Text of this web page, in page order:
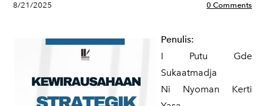
8/21/2025 0 Comments
Penulis:
I Putu Gde
Sukaatmadja
Ni Nyoman Kerti